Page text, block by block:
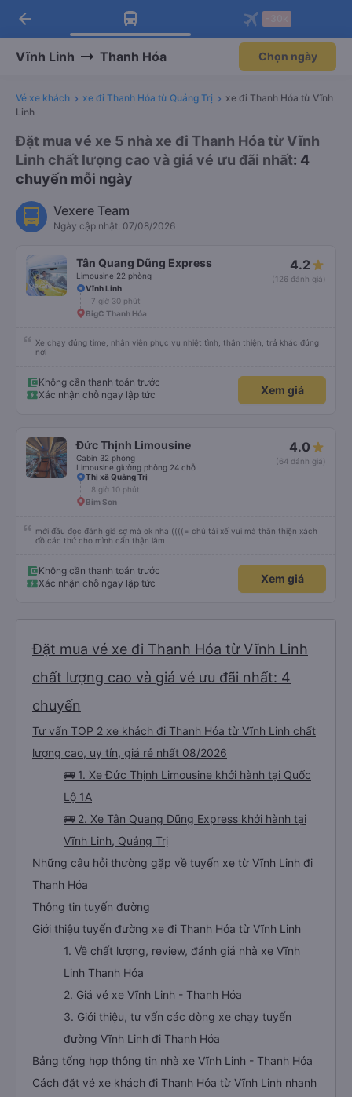
Tải app Vexere ngay!
Nhận ưu đãi thành viên độc
Mở app
Tải app Vexere
-30k/ghế khi đặt vé máy bay qua
Mở app
arrow_back
Vĩnh Linh Thanh Hóa Chọn ngày
Vé xe khách xe đi Thanh Hóa từ Quảng Trị
xe đi Thanh Hóa từ Vĩnh
Linh
Đặt mua vé xe 5 nhà xe đi Thanh Hóa từ Vĩnh
Linh chất lượng cao và giá vé ưu đãi nhất: 4
chuyến mỗi ngày
Vexere Team
Ngày cập nhật: 07/08/2026
Tân Quang Dũng Express
Limousine 22 phòng
4.2
(126 đánh giá)
Vĩnh Linh
7 giờ 30 phút
BigC Thanh Hóa
Xe chạy đúng time, nhân viên phục vụ nhiệt tình, thân thiện, trả khác đúng
nơi
Không cần thanh toán trước
Xác nhận chỗ ngay lập tức
Xem giá
Đức Thịnh Limousine
Cabin 32 phòng
Limousine giường phòng 24 chỗ
4.0
(64 đánh giá)
Thị xã Quảng Trị
8 giờ 10 phút
Bỉm Sơn
mới đầu đọc đánh giá sợ mà ok nha ((((= chú tài xế vui mà thân thiện xách
đồ các thứ cho mình cẩn thận lắm
Không cần thanh toán trước
Xác nhận chỗ ngay lập tức
Xem giá
Đặt mua vé xe đi Thanh Hóa từ Vĩnh Linh
chất lượng cao và giá vé ưu đãi nhất: 4
chuyến
Tư vấn TOP 2 xe khách đi Thanh Hóa từ Vĩnh Linh chất
lượng cao, uy tín, giá rẻ nhất 08/2026
🚌 1. Xe Đức Thịnh Limousine khởi hành tại Quốc
Lộ 1A
🚌 2. Xe Tân Quang Dũng Express khởi hành tại
Vĩnh Linh, Quảng Trị
Những câu hỏi thường gặp về tuyến xe từ Vĩnh Linh đi
Thanh Hóa
Thông tin tuyến đường
Giới thiệu tuyến đường xe đi Thanh Hóa từ Vĩnh Linh
1. Về chất lượng, review, đánh giá nhà xe Vĩnh
Linh Thanh Hóa
2. Giá vé xe Vĩnh Linh - Thanh Hóa
3. Giới thiệu, tư vấn các dòng xe chạy tuyến
đường Vĩnh Linh đi Thanh Hóa
Bảng tổng hợp thông tin nhà xe Vĩnh Linh - Thanh Hóa
Cách đặt vé xe khách đi Thanh Hóa từ Vĩnh Linh nhanh